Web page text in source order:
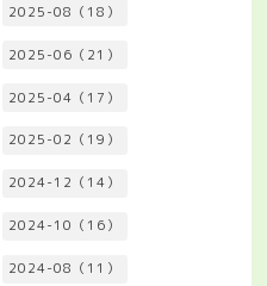
2025-08（18）
2025-06（21）
2025-04（17）
2025-02（19）
2024-12（14）
2024-10（16）
2024-08（11）